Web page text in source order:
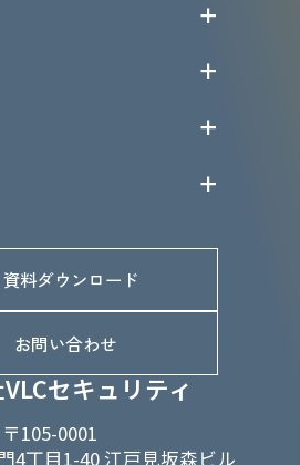
セキュリティ
〒105-0001
4丁目1-40 江戸見坂森ビル
ジョン
一覧
ス
ービス一覧
問
テリアリティ
ビュー
資料ダウンロード
お問い合わせ